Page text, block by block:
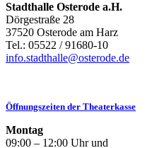
Stadthalle Osterode a.H.
Dörgestraße 28
37520 Osterode am Harz
Tel.: 05522 / 91680-10
info.stadthalle@osterode.de
Öffnungszeiten der Theaterkasse
Montag
09:00 – 12:00 Uhr und